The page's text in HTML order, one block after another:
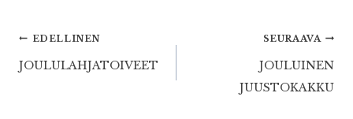
Artikkelien
selaus
EDELLINEN
JOULULAHJATOIVEET
SEURAAVA
JOULUINEN
JUUSTOKAKKU